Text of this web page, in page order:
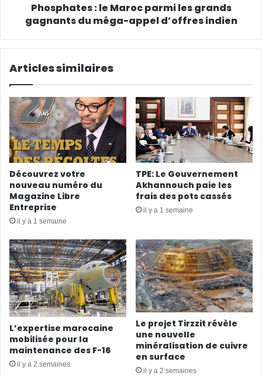
Phosphates : le Maroc parmi les grands
gagnants du méga-appel d’offres indien
Articles similaires
Découvrez votre
nouveau numéro du
Magazine Libre
Entreprise
il y a 1 semaine
TPE: Le Gouvernement
Akhannouch paie les
frais des pots cassés
il y a 1 semaine
L’expertise marocaine
mobilisée pour la
maintenance des F-16
il y a 2 semaines
Le projet Tirzzit révèle
une nouvelle
minéralisation de cuivre
en surface
il y a 2 semaines